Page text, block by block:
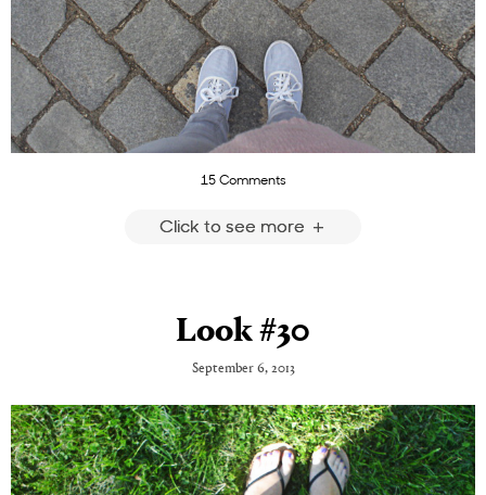
15 Comments
Click to see more
Look #30
September 6, 2013